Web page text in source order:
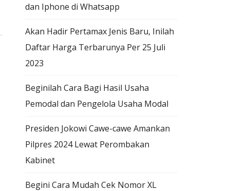
dan Iphone di Whatsapp
Akan Hadir Pertamax Jenis Baru, Inilah
Daftar Harga Terbarunya Per 25 Juli
2023
Beginilah Cara Bagi Hasil Usaha
Pemodal dan Pengelola Usaha Modal
Presiden Jokowi Cawe-cawe Amankan
Pilpres 2024 Lewat Perombakan
Kabinet
Begini Cara Mudah Cek Nomor XL